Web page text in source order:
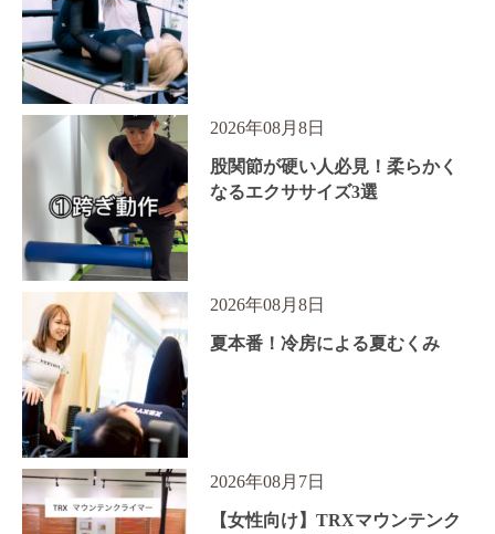
2026年08月8日
股関節が硬い人必見！柔らかく
なるエクササイズ3選
2026年08月8日
夏本番！冷房による夏むくみ
2026年08月7日
【女性向け】TRXマウンテンク